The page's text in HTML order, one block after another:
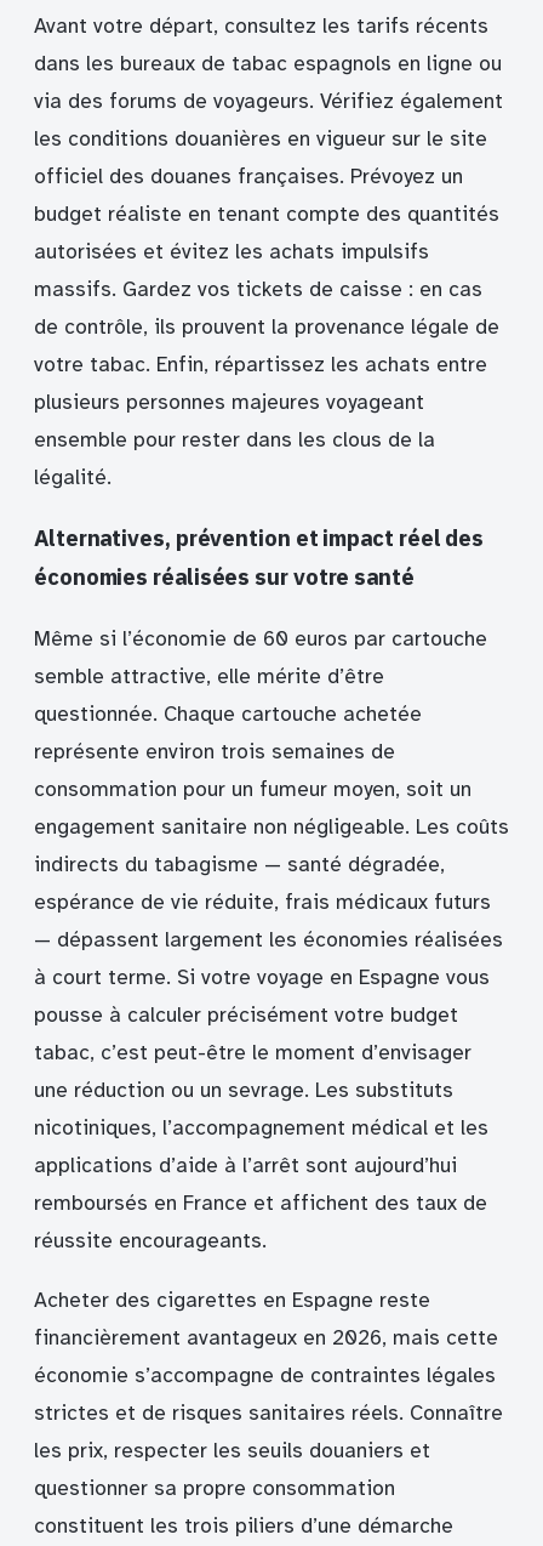
Avant votre départ, consultez les tarifs récents
dans les bureaux de tabac espagnols en ligne ou
via des forums de voyageurs. Vérifiez également
les conditions douanières en vigueur sur le site
officiel des douanes françaises. Prévoyez un
budget réaliste en tenant compte des quantités
autorisées et évitez les achats impulsifs
massifs. Gardez vos tickets de caisse : en cas
de contrôle, ils prouvent la provenance légale de
votre tabac. Enfin, répartissez les achats entre
plusieurs personnes majeures voyageant
ensemble pour rester dans les clous de la
légalité.
Alternatives, prévention et impact réel des
économies réalisées sur votre santé
Même si l’économie de 60 euros par cartouche
semble attractive, elle mérite d’être
questionnée. Chaque cartouche achetée
représente environ trois semaines de
consommation pour un fumeur moyen, soit un
engagement sanitaire non négligeable. Les coûts
indirects du tabagisme — santé dégradée,
espérance de vie réduite, frais médicaux futurs
— dépassent largement les économies réalisées
à court terme. Si votre voyage en Espagne vous
pousse à calculer précisément votre budget
tabac, c’est peut-être le moment d’envisager
une réduction ou un sevrage. Les substituts
nicotiniques, l’accompagnement médical et les
applications d’aide à l’arrêt sont aujourd’hui
remboursés en France et affichent des taux de
réussite encourageants.
Acheter des cigarettes en Espagne reste
financièrement avantageux en 2026, mais cette
économie s’accompagne de contraintes légales
strictes et de risques sanitaires réels. Connaître
les prix, respecter les seuils douaniers et
questionner sa propre consommation
constituent les trois piliers d’une démarche